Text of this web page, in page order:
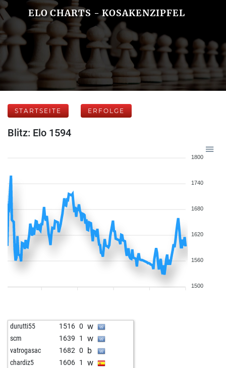
ELO CHARTS - KOSAKENZIPFEL
STARTSEITE ERFOLGE
Blitz: Elo 1594
1800
1740
1680
1620
1560
1500
durutti55 1516 0 w
scm 1639 1 w
vatrogasac 1682 0 b
chardiz5 1606 1 w